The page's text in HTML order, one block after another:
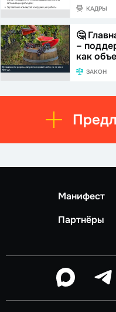
КАДРЫ
🤔
–
как
ЗАКОН
Манифест
Партнёры